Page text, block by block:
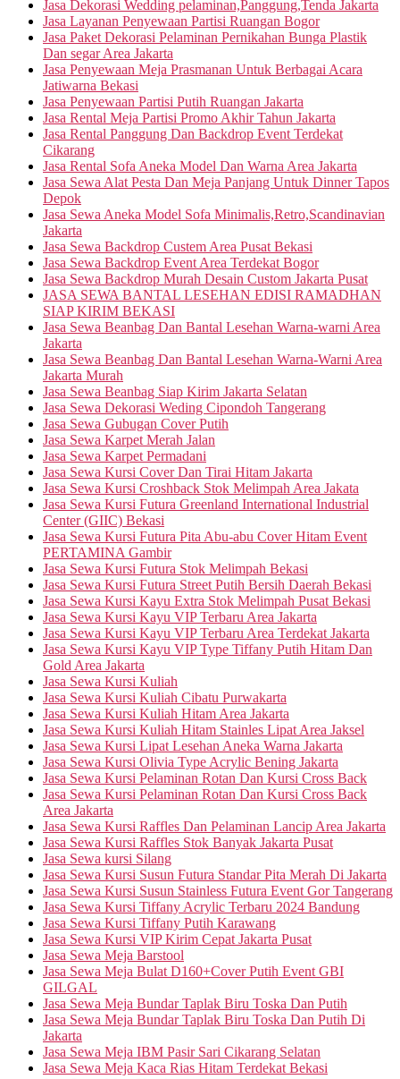
Jasa Dekorasi Wedding pelaminan,Panggung,Tenda Jakarta
Jasa Layanan Penyewaan Partisi Ruangan Bogor
Jasa Paket Dekorasi Pelaminan Pernikahan Bunga Plastik
Dan segar Area Jakarta
Jasa Penyewaan Meja Prasmanan Untuk Berbagai Acara
Jatiwarna Bekasi
Jasa Penyewaan Partisi Putih Ruangan Jakarta
Jasa Rental Meja Partisi Promo Akhir Tahun Jakarta
Jasa Rental Panggung Dan Backdrop Event Terdekat
Cikarang
Jasa Rental Sofa Aneka Model Dan Warna Area Jakarta
Jasa Sewa Alat Pesta Dan Meja Panjang Untuk Dinner Tapos
Depok
Jasa Sewa Aneka Model Sofa Minimalis,Retro,Scandinavian
Jakarta
Jasa Sewa Backdrop Custem Area Pusat Bekasi
Jasa Sewa Backdrop Event Area Terdekat Bogor
Jasa Sewa Backdrop Murah Desain Custom Jakarta Pusat
JASA SEWA BANTAL LESEHAN EDISI RAMADHAN
SIAP KIRIM BEKASI
Jasa Sewa Beanbag Dan Bantal Lesehan Warna-warni Area
Jakarta
Jasa Sewa Beanbag Dan Bantal Lesehan Warna-Warni Area
Jakarta Murah
Jasa Sewa Beanbag Siap Kirim Jakarta Selatan
Jasa Sewa Dekorasi Weding Cipondoh Tangerang
Jasa Sewa Gubugan Cover Putih
Jasa Sewa Karpet Merah Jalan
Jasa Sewa Karpet Permadani
Jasa Sewa Kursi Cover Dan Tirai Hitam Jakarta
Jasa Sewa Kursi Croshback Stok Melimpah Area Jakata
Jasa Sewa Kursi Futura Greenland International Industrial
Center (GIIC) Bekasi
Jasa Sewa Kursi Futura Pita Abu-abu Cover Hitam Event
PERTAMINA Gambir
Jasa Sewa Kursi Futura Stok Melimpah Bekasi
Jasa Sewa Kursi Futura Street Putih Bersih Daerah Bekasi
Jasa Sewa Kursi Kayu Extra Stok Melimpah Pusat Bekasi
Jasa Sewa Kursi Kayu VIP Terbaru Area Jakarta
Jasa Sewa Kursi Kayu VIP Terbaru Area Terdekat Jakarta
Jasa Sewa Kursi Kayu VIP Type Tiffany Putih Hitam Dan
Gold Area Jakarta
Jasa Sewa Kursi Kuliah
Jasa Sewa Kursi Kuliah Cibatu Purwakarta
Jasa Sewa Kursi Kuliah Hitam Area Jakarta
Jasa Sewa Kursi Kuliah Hitam Stainles Lipat Area Jaksel
Jasa Sewa Kursi Lipat Lesehan Aneka Warna Jakarta
Jasa Sewa Kursi Olivia Type Acrylic Bening Jakarta
Jasa Sewa Kursi Pelaminan Rotan Dan Kursi Cross Back
Jasa Sewa Kursi Pelaminan Rotan Dan Kursi Cross Back
Area Jakarta
Jasa Sewa Kursi Raffles Dan Pelaminan Lancip Area Jakarta
Jasa Sewa Kursi Raffles Stok Banyak Jakarta Pusat
Jasa Sewa kursi Silang
Jasa Sewa Kursi Susun Futura Standar Pita Merah Di Jakarta
Jasa Sewa Kursi Susun Stainless Futura Event Gor Tangerang
Jasa Sewa Kursi Tiffany Acrylic Terbaru 2024 Bandung
Jasa Sewa Kursi Tiffany Putih Karawang
Jasa Sewa Kursi VIP Kirim Cepat Jakarta Pusat
Jasa Sewa Meja Barstool
Jasa Sewa Meja Bulat D160+Cover Putih Event GBI
GILGAL
Jasa Sewa Meja Bundar Taplak Biru Toska Dan Putih
Jasa Sewa Meja Bundar Taplak Biru Toska Dan Putih Di
Jakarta
Jasa Sewa Meja IBM Pasir Sari Cikarang Selatan
Jasa Sewa Meja Kaca Rias Hitam Terdekat Bekasi